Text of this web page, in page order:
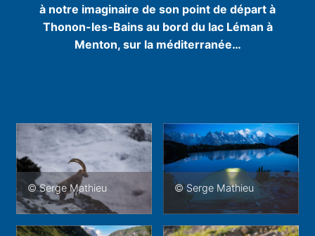
à notre imaginaire de son point de départ à
Thonon-les-Bains au bord du lac Léman à
Menton, sur la méditerranée…
© Serge Mathieu © Serge Mathieu